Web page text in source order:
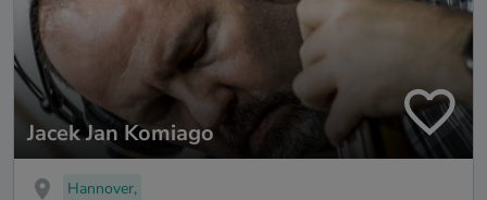
Jacek Jan Komiago
Hannover,